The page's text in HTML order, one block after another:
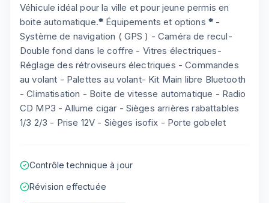
Véhicule idéal pour la ville et pour jeune permis en
boite automatique.* Équipements et options * -
Système de navigation ( GPS ) - Caméra de recul-
Double fond dans le coffre - Vitres électriques-
Réglage des rétroviseurs électriques - Commandes
au volant - Palettes au volant- Kit Main libre Bluetooth
- Climatisation - Boite de vitesse automatique - Radio
CD MP3 - Allume cigar - Sièges arrières rabattables
1/3 2/3 - Prise 12V - Sièges isofix - Porte gobelet
Contrôle technique à jour
Révision effectuée